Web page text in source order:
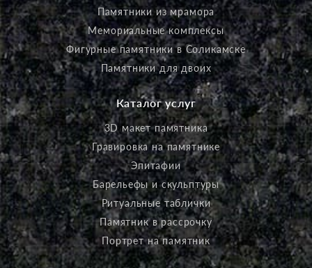
Памятники из мрамора
Мемориальные комплексы
Фигурные памятники в Соликамске
Памятники для двоих
Каталог услуг
3D макет памятника
Гравировка на памятнике
Эпитафии
Барельефы и скульптуры
Ритуальные таблички
Памятник в рассрочку
Портрет на памятник